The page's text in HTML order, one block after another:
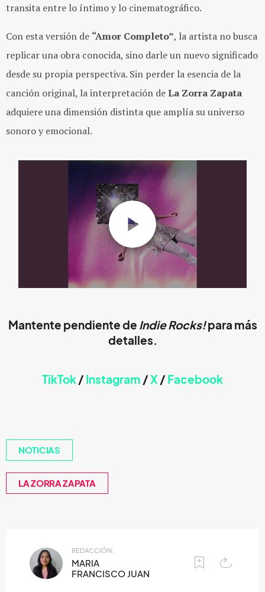
transita entre lo íntimo y lo cinematográfico.
Con esta versión de “Amor Completo”, la artista no busca
replicar una obra conocida, sino darle un nuevo significado
desde su propia perspectiva. Sin perder la esencia de la
canción original, la interpretación deLa Zorra Zapata
adquiere una dimensión distinta que amplía su universo
sonoro y emocional.
Mantente pendiente de Indie Rocks!para más
detalles.
TikTok/ Instagram /X / Facebook
NOTICIAS
LA ZORRA ZAPATA
REDACCIÓN:
MARIA
FRANCISCO JUAN